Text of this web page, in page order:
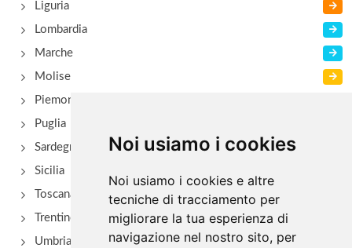
Noi usiamo i cookies
Noi usiamo i cookies e altre
tecniche di tracciamento per
migliorare la tua esperienza di
navigazione nel nostro sito, per
Liguria
Lombardia
Marche
Molise
Piemonte
Puglia
Sardegna
Sicilia
Toscana
Trentino Alto Adige
Umbria